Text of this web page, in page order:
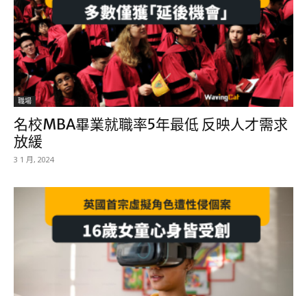
職場
名校MBA畢業就職率5年最低 反映人才需求
放緩
3 1 月, 2024